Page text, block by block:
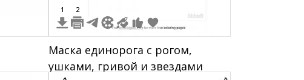
1 2
Маска единорога с рогом,
ушками, гривой и звездами